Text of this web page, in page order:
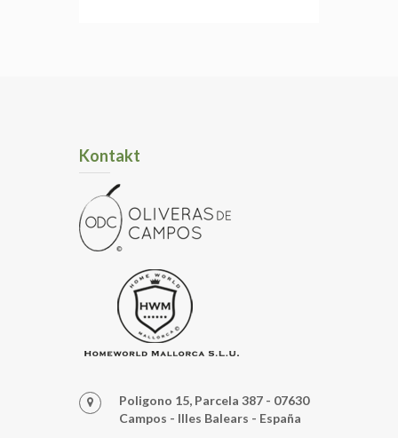
Kontakt
Poligono 15, Parcela 387 - 07630
Campos - Illes Balears - España